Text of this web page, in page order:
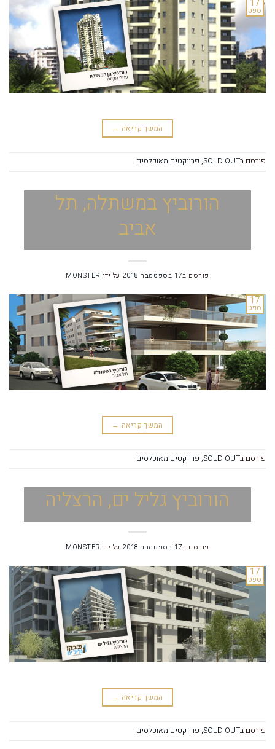
17
ספט
המשך קריאה →
פורסם בSOLD OUT
, פרויקטים מאוכלסים
הורוביץ במשתלה, תל
אביב
פורסם ב17 בספטמבר 2018 על ידי MONSTER
17
ספט
המשך קריאה →
פורסם בSOLD OUT
, פרויקטים מאוכלסים
הורוביץ גליל ים, הרצליה
פורסם ב17 בספטמבר 2018 על ידי MONSTER
17
ספט
המשך קריאה →
פורסם בSOLD OUT
, פרויקטים מאוכלסים